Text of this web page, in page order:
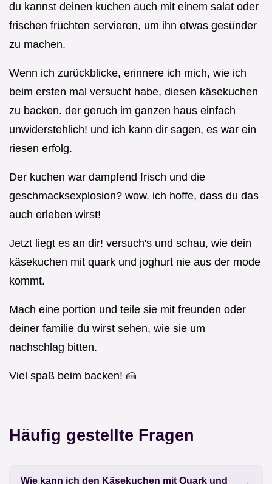
du kannst deinen kuchen auch mit einem salat oder
frischen früchten servieren, um ihn etwas gesünder
zu machen.
Wenn ich zurückblicke, erinnere ich mich, wie ich
beim ersten mal versucht habe, diesen käsekuchen
zu backen. der geruch im ganzen haus einfach
unwiderstehlich! und ich kann dir sagen, es war ein
riesen erfolg.
Der kuchen war dampfend frisch und die
geschmacksexplosion? wow. ich hoffe, dass du das
auch erleben wirst!
Jetzt liegt es an dir! versuch's und schau, wie dein
käsekuchen mit quark und joghurt nie aus der mode
kommt.
Mach eine portion und teile sie mit freunden oder
deiner familie du wirst sehen, wie sie um
nachschlag bitten.
Viel spaß beim backen! 🍰
Häufig gestellte Fragen
Wie kann ich den Käsekuchen mit Quark und